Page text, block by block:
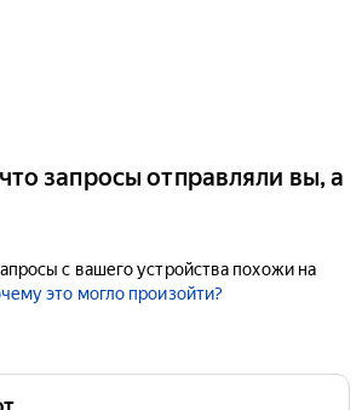
запросы отправляли вы, а
с вашего устройства похожи на
это могло произойти?